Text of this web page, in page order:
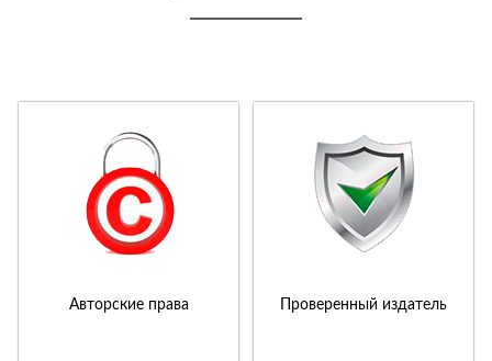
Авторские права Проверенный издатель